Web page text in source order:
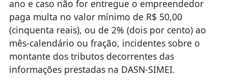
ano e caso não for entregue o empreendedor
paga multa no valor mínimo de R$ 50,00
(cinquenta reais), ou de 2% (dois por cento) ao
mês-calendário ou fração, incidentes sobre o
montante dos tributos decorrentes das
informações prestadas na DASN-SIMEI.